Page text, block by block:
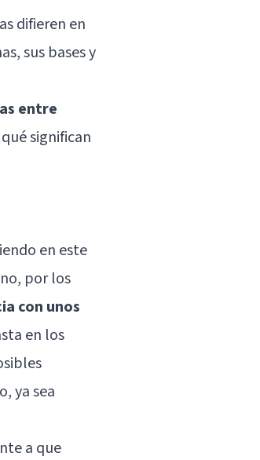
difieren en
sus bases y
entre
significan
en este
por los
con unos
en los
ya sea
a que